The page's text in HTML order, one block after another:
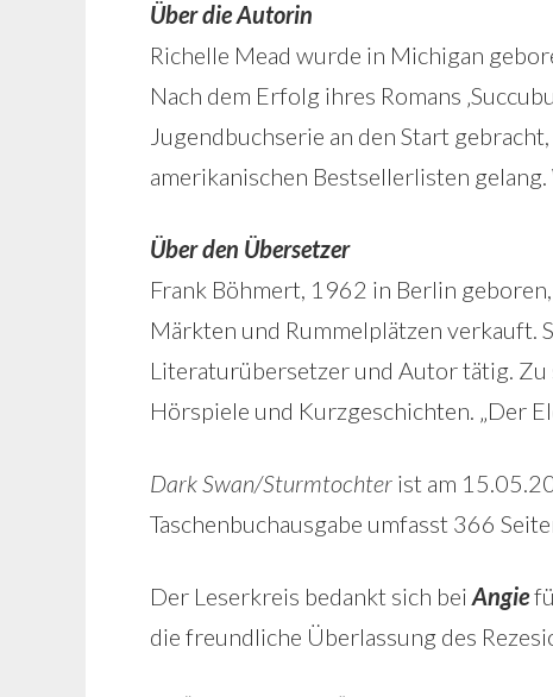
Über die Autorin
Richelle Mead wurde in Michigan
Nach dem Erfolg ihres Romans
Jugendbuchserie an den Start
amerikanischen Bestsellerlisten
Über den Übersetzer
Frank Böhmert, 1962 in Berlin
Märkten und Rummelplätzen verkauft.
Literaturübersetzer und Autor tätig.
Hörspiele und Kurzgeschichten. „Der
Dark Swan/Sturmtochter ist am
Taschenbuchausgabe umfasst 366
Der Leserkreis bedankt sich bei Angie
die freundliche Überlassung des